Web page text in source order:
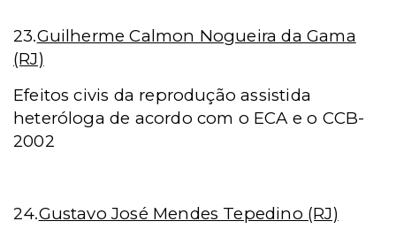
23.Guilherme Calmon Nogueira da Gama
(RJ)
Efeitos civis da reprodução assistida
heteróloga de acordo com o ECA e o CCB-
2002
24.Gustavo José Mendes Tepedino (RJ)